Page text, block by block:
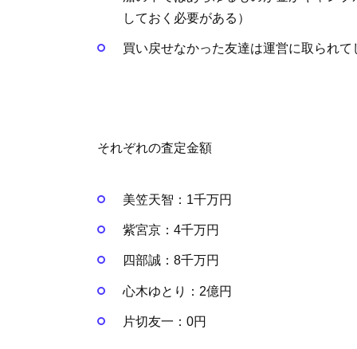
しておく必要がある）
買い戻せなかった友達は運営に取られて
それぞれの査定金額
美笠天智：1千万円
紫宮京：4千万円
四部誠：8千万円
心木ゆとり：2億円
片切友一：0円